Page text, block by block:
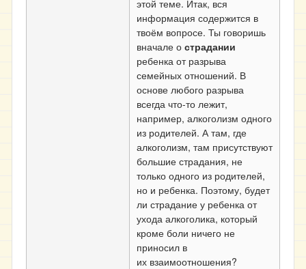
этой теме. Итак, вся
информация содержится в
твоём вопросе. Ты говоришь
вначале о страдании
ребенка от разрыва
семейных отношений. В
основе любого разрыва
всегда что-то лежит,
например, алкоголизм одного
из родителей. А там, где
алкоголизм, там присутствуют
большие страдания, не
только одного из родителей,
но и ребенка. Поэтому, будет
ли страдание у ребенка от
ухода алкоголика, который
кроме боли ничего не
приносил в
их взаимоотношения?